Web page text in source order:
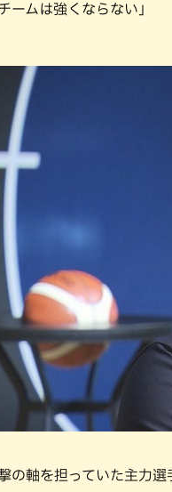
ームは強くならない」
の軸を担っていた主力選